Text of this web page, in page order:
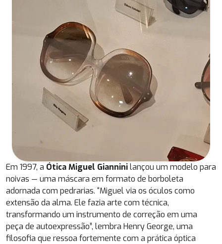
Em 1997, a Ótica Miguel Gianninilançou um modelo para
noivas — uma máscara em formato de borboleta
adornada com pedrarias. “Miguel via os óculos como
extensão da alma. Ele fazia arte com técnica,
transformando um instrumento de correção em uma
peça de autoexpressão”, lembra Henry George, uma
filosofia que ressoa fortemente com a prática óptica